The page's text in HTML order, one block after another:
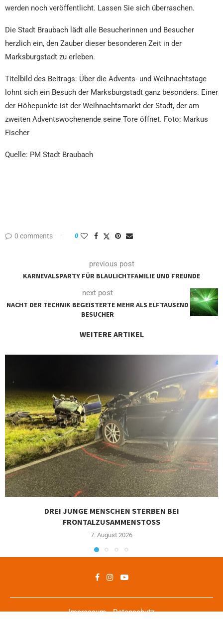
werden noch veröffentlicht. Lassen Sie sich überraschen.
Die Stadt Braubach lädt alle Besucherinnen und Besucher
herzlich ein, den Zauber dieser besonderen Zeit in der
Marksburgstadt zu erleben.
Titelbild des Beitrags: Über die Advents- und Weihnachtstage
lohnt sich ein Besuch der Marksburgstadt ganz besonders. Einer
der Höhepunkte ist der Weihnachtsmarkt der Stadt, der am
zweiten Adventswochenende seine Tore öffnet. Foto: Markus
Fischer
Quelle: PM Stadt Braubach
0 comments 0
previous post
KARNEVALSPARTY FÜR BLAULICHTFAMILIE UND FREUNDE
next post
NACHT DER TECHNIK BEGEISTERTE MEHR ALS ELFTAUSEND
BESUCHER
WEITERE ARTIKEL
DREI JUNGE MENSCHEN STERBEN BEI
FRONTALZUSAMMENSTOSS
7. August 2026
Impressum Datenschutz